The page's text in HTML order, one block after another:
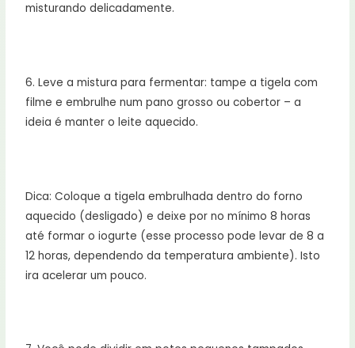
misturando delicadamente.
6. Leve a mistura para fermentar: tampe a tigela com
filme e embrulhe num pano grosso ou cobertor – a
ideia é manter o leite aquecido.
Dica: Coloque a tigela embrulhada dentro do forno
aquecido (desligado) e deixe por no mínimo 8 horas
até formar o iogurte (esse processo pode levar de 8 a
12 horas, dependendo da temperatura ambiente). Isto
ira acelerar um pouco.